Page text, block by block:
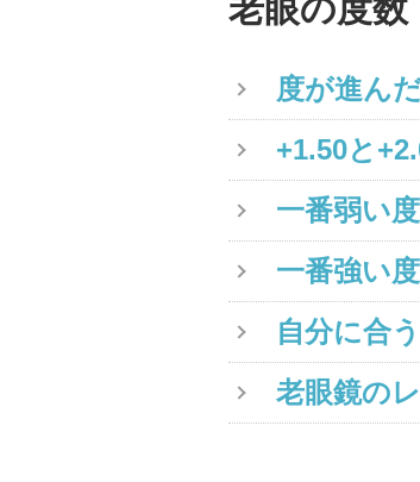
老眼の度数
度が進ん
+1.50と
一番弱い
一番強い
自分に合
老眼鏡の